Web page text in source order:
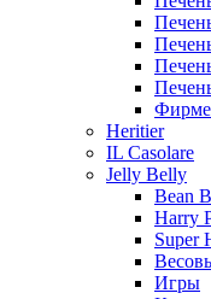
Heritier
IL Casolare
Jelly Belly
Bean
Harry
Super
Игры